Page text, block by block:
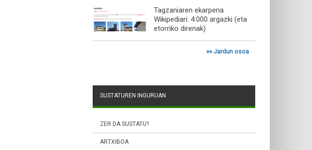
Tagzaniaren ekarpena
Wikipediari: 4.000 argazki (eta
etorriko direnak)
»»Jardun osoa
SUSTATUREN INGURUAN
ZER DA SUSTATU?
ARTXIBOA